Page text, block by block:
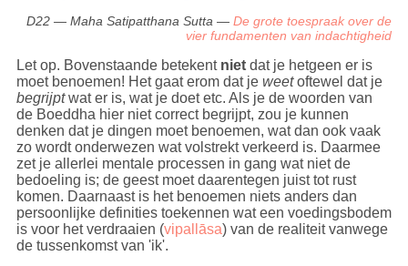
D22 — Maha Satipatthana Sutta —De grote toespraak over de
vier fundamenten van indachtigheid
Let op. Bovenstaande betekent nietdat je hetgeen er is
moet benoemen! Het gaat erom dat je weetoftewel dat je
begrijptwat er is, wat je doet etc. Als je de woorden van
de Boeddha hier niet correct begrijpt, zou je kunnen
denken dat je dingen moet benoemen, wat dan ook vaak
zo wordt onderwezen wat volstrekt verkeerd is. Daarmee
zet je allerlei mentale processen in gang wat niet de
bedoeling is; de geest moet daarentegen juist tot rust
komen. Daarnaast is het benoemen niets anders dan
persoonlijke definities toekennen wat een voedingsbodem
is voor het verdraaien (vipallāsa) van de realiteit vanwege
de tussenkomst van 'ik'.